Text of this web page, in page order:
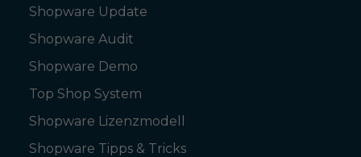
Shopware Update
Shopware Audit
Shopware Demo
Top Shop System
Shopware Lizenzmodell
Shopware Tipps & Tricks